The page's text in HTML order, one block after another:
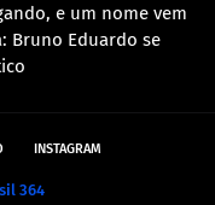
e um nome vem
Bruno Eduardo se
INSTAGRAM
364